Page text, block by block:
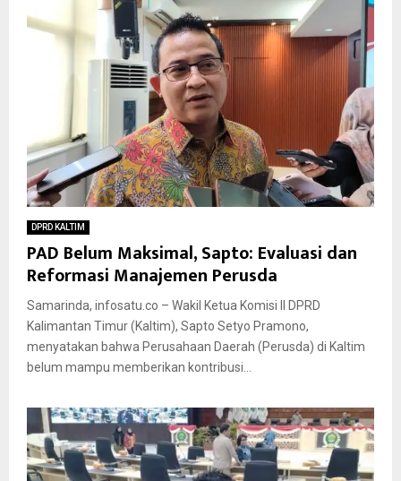
DPRD KALTIM
PAD Belum Maksimal, Sapto: Evaluasi dan
Reformasi Manajemen Perusda
Samarinda, infosatu.co – Wakil Ketua Komisi II DPRD
Kalimantan Timur (Kaltim), Sapto Setyo Pramono,
menyatakan bahwa Perusahaan Daerah (Perusda) di Kaltim
belum mampu memberikan kontribusi...